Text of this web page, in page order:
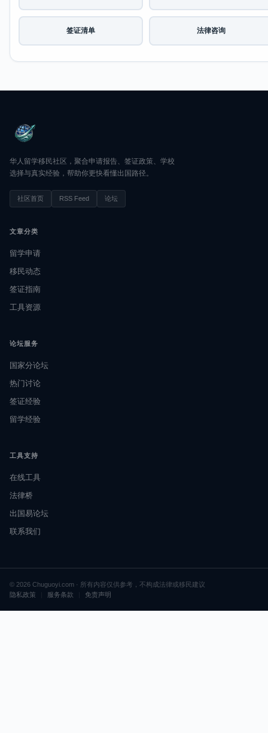
签证清单 法律咨询
华人留学移民社区，聚合申请报告、签证政策、学校
选择与真实经验，帮助你更快看懂出国路径。
社区首页 RSS Feed 论坛
文章分类
留学申请
移民动态
签证指南
工具资源
论坛服务
国家分论坛
热门讨论
签证经验
留学经验
工具支持
在线工具
法律桥
出国易论坛
联系我们
© 2026 Chuguoyi.com · 所有内容仅供参考，不构成法律或移民建议
隐私政策
服务条款 免责声明